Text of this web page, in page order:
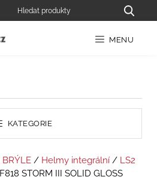
MENU
KATEGORIE
BRÝLE / Helmy integrální / LS2
STORM III SOLID GLOSS